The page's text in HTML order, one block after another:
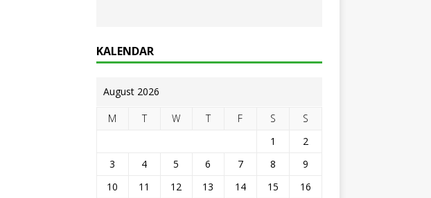
KALENDAR
August 2026
M T W T F S
S
1
2
3
4 5 6 7 8
9
10
11 12 13 14 15
16